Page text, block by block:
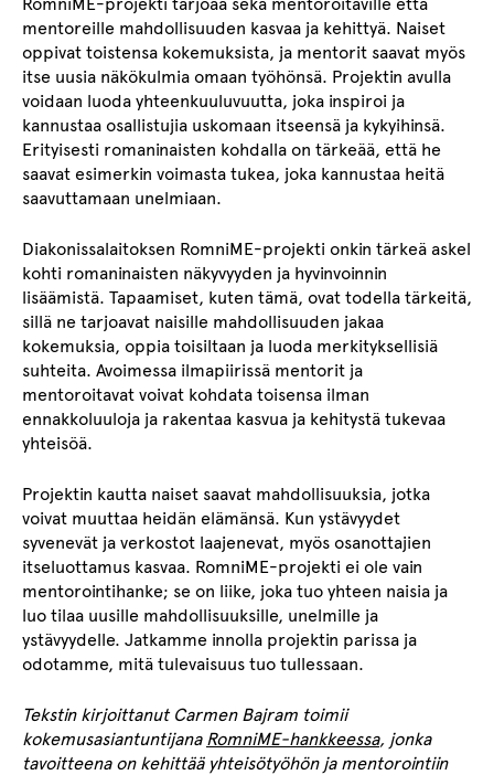
mentoreille mahdollisuuden kasvaa ja kehittyä. Naiset
oppivat toistensa kokemuksista, ja mentorit saavat myös
itse uusia näkökulmia omaan työhönsä. Projektin avulla
voidaan luoda yhteenkuuluvuutta, joka inspiroi ja
kannustaa osallistujia uskomaan itseensä ja kykyihinsä.
Erityisesti romaninaisten kohdalla on tärkeää, että he
saavat esimerkin voimasta tukea, joka kannustaa heitä
saavuttamaan unelmiaan.
Diakonissalaitoksen RomniME-projekti onkin tärkeä askel
kohti romaninaisten näkyvyyden ja hyvinvoinnin
lisäämistä. Tapaamiset, kuten tämä, ovat todella tärkeitä,
sillä ne tarjoavat naisille mahdollisuuden jakaa
kokemuksia, oppia toisiltaan ja luoda merkityksellisiä
suhteita. Avoimessa ilmapiirissä mentorit ja
mentoroitavat voivat kohdata toisensa ilman
ennakkoluuloja ja rakentaa kasvua ja kehitystä tukevaa
yhteisöä.
Projektin kautta naiset saavat mahdollisuuksia, jotka
voivat muuttaa heidän elämänsä. Kun ystävyydet
syvenevät ja verkostot laajenevat, myös osanottajien
itseluottamus kasvaa. RomniME-projekti ei ole vain
mentorointihanke; se on liike, joka tuo yhteen naisia ja
luo tilaa uusille mahdollisuuksille, unelmille ja
ystävyydelle. Jatkamme innolla projektin parissa ja
odotamme, mitä tulevaisuus tuo tullessaan.
Tekstin kirjoittanut Carmen Bajram toimii
kokemusasiantuntijana RomniME-hankkeessa, jonka
tavoitteena on kehittää yhteisötyöhön ja mentorointiin